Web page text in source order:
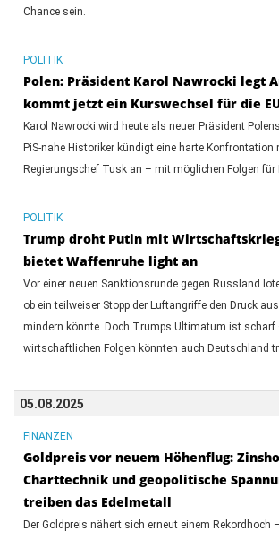
Chance sein.
POLITIK
Polen: Präsident Karol Nawrocki legt
kommt jetzt ein Kurswechsel für die
Karol Nawrocki wird heute als neuer Präsident
PiS-nahe Historiker kündigt eine harte Konfrontation
Regierungschef Tusk an – mit möglichen Folgen für
POLITIK
Trump droht Putin mit
bietet Waffenruhe light an
Vor einer neuen Sanktionsrunde gegen Russland
ob ein teilweiser Stopp der Luftangriffe den Druck
mindern könnte. Doch Trumps Ultimatum ist scharf
wirtschaftlichen Folgen könnten auch Deutschland
05.08.2025
FINANZEN
Goldpreis vor neuem Höhenflug:
Charttechnik und geopolitische
treiben das Edelmetall
Der Goldpreis nähert sich erneut einem Rekordhoch